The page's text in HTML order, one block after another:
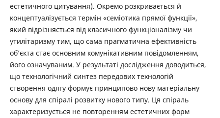
естетичного цитування). Окремо розкривається й
концептуалізується термін «семіотика прямої функції»,
який відрізняється від класичного функціоналізму чи
утилітаризму тим, що сама прагматична ефективність
об’єкта стає основним комунікативним повідомленням,
його означуваним. У результаті дослідження доводиться,
що технологічний синтез передових технологій
створення одягу формує принципово нову матеріальну
основу для спіралі розвитку нового типу. Ця спіраль
характеризується не повторенням естетичних форм